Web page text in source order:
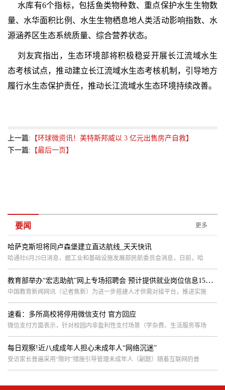
水库有6个指标，包括鱼类物种数、重点保护水生生物数
量、水华面积比例、水生生物栖息地人类活动影响指数、水
源涵养区生态系统质量、综合营养状态。
刘友宾指出，生态环境部将积极稳妥开展长江流域水生
态考核试点，推动建立长江流域水生态考核机制，引导地方
履行水生态保护责任，推动长江流域水生态环境持续改善。
上一篇: 【环球微资讯！美特斯邦威以 3 亿元出售房产自救】
下一篇: 【最后一页】
要闻 更多
哈萨克斯坦将同卢森堡建立直达航线_天天快讯
哈通社6月29日消息，据工业和基础设施发展部民航委员会消息，日前，哈
教育部举办“宏志助航”网上专场招聘会 预计提供就业岗位信息15万余条
中国教育新闻网讯（记者焦新）为进一步搭建人才供需对接平台，推进实施
速看：多所高校将停用微信支付 官方回应
微信支付方面表示，针对校园内非盈利性支付场景（学杂费、生活服务等场
每日观察!近八成成年人担心未成年人“网络沉迷”
受访家长普遍采用“限时”措施引导管理未成年人（副题）随着互联网的普